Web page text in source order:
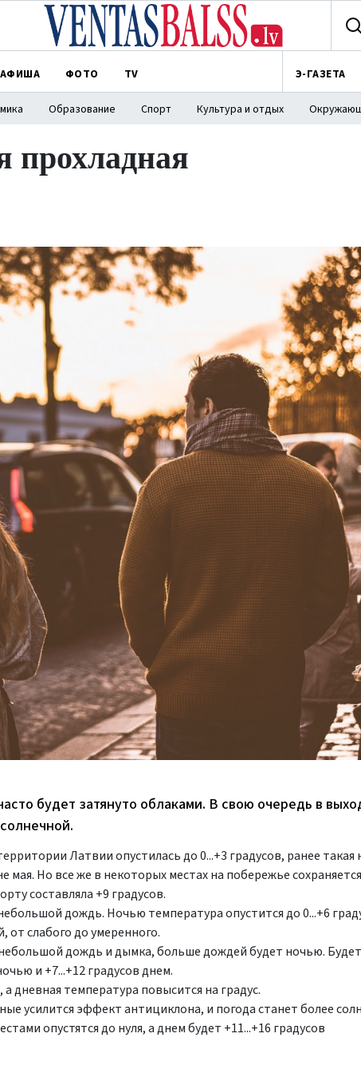
АФИША ФОТО TV Э-ГАЗЕТА
Образование Спорт Культура и отдых
прохладная
будет затянуто облаками. В свою очередь в
Латвии опустилась до 0...+3 градусов, ранее такая
Но все же в некоторых местах на побережье
составляла +9 градусов.
дождь. Ночью температура опустится до 0...+6
от слабого до умеренного.
дождь и дымка, больше дождей будет ночью.
и +7...+12 градусов днем.
температура повысится на градус.
усилится эффект антициклона, и погода станет более
опустятся до нуля, а днем будет +11...+16 градусов